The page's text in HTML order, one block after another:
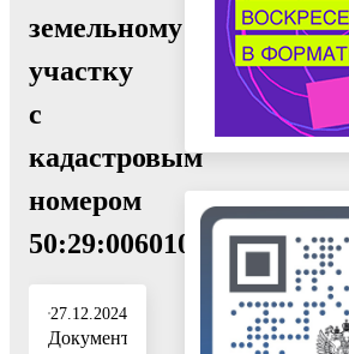
земельному
участку
с
кадастровым
номером
50:29:0060104:158;"
27.12.2024
Документ: